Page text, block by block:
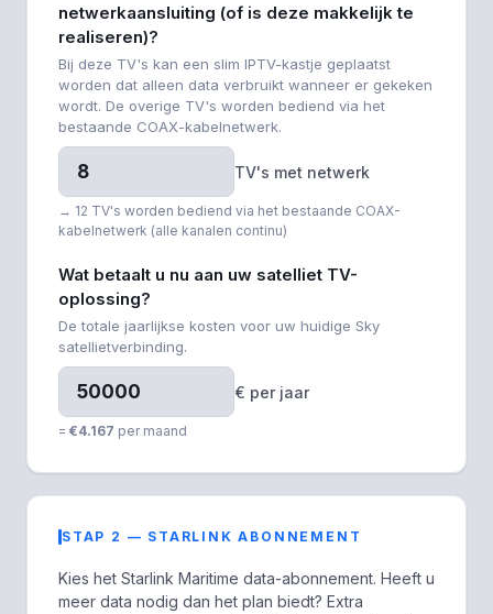
netwerkaansluiting (of is deze makkelijk te
realiseren)?
Bij deze TV's kan een slim IPTV-kastje geplaatst
worden dat alleen data verbruikt wanneer er gekeken
wordt. De overige TV's worden bediend via het
bestaande COAX-kabelnetwerk.
TV's met netwerk
→ 12 TV's worden bediend via het bestaande COAX-
kabelnetwerk (alle kanalen continu)
Wat betaalt u nu aan uw satelliet TV-
oplossing?
De totale jaarlijkse kosten voor uw huidige Sky
satellietverbinding.
€ per jaar
= €4.167 per maand
STAP 2 — STARLINK ABONNEMENT
Kies het Starlink Maritime data-abonnement. Heeft u
meer data nodig dan het plan biedt? Extra